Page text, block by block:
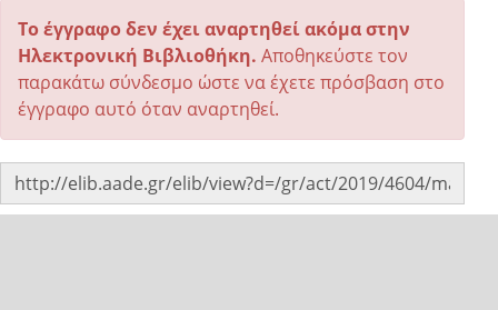
Το έγγραφο δεν έχει αναρτηθεί ακόμα στην
Ηλεκτρονική Βιβλιοθήκη. Αποθηκεύστε τον
παρακάτω σύνδεσμο ώστε να έχετε πρόσβαση στο
έγγραφο αυτό όταν αναρτηθεί.